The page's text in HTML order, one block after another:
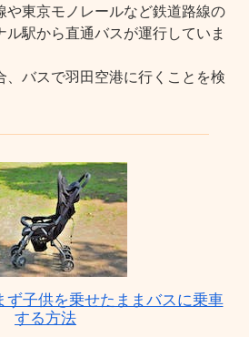
や東京モノレールなど鉄道路線の
ル駅から直通バスが運行していま
、バスで羽田空港に行くことを検
ず子供を乗せたままバスに乗車
する方法